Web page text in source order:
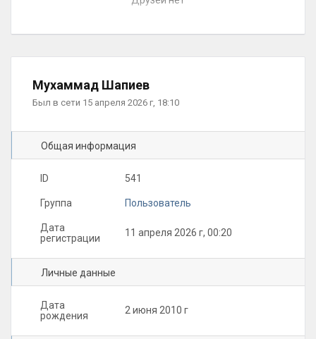
Мухаммад Шапиев
Был в сети 15 апреля 2026 г, 18:10
Общая информация
ID 541
Группа Пользователь
Дата
регистрации
11 апреля 2026 г, 00:20
Личные данные
Дата
рождения
2 июня 2010 г